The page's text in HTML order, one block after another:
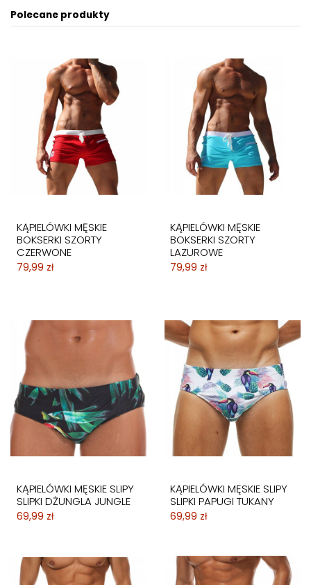
Polecane produkty
KĄPIELÓWKI MĘSKIE
BOKSERKI SZORTY
CZERWONE
79,99 zł
KĄPIELÓWKI MĘSKIE
BOKSERKI SZORTY
LAZUROWE
79,99 zł
KĄPIELÓWKI MĘSKIE SLIPY
SLIPKI DŻUNGLA JUNGLE
69,99 zł
KĄPIELÓWKI MĘSKIE SLIPY
SLIPKI PAPUGI TUKANY
69,99 zł